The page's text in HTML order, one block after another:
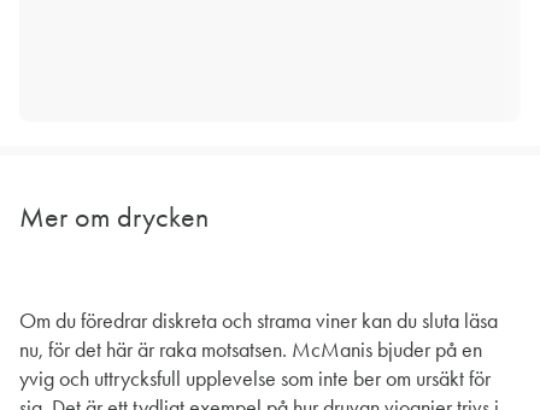
Mer om drycken
Om du föredrar diskreta och strama viner kan du sluta läsa
nu, för det här är raka motsatsen. McManis bjuder på en
yvig och uttrycksfull upplevelse som inte ber om ursäkt för